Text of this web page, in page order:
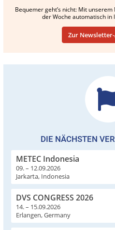
Bequemer geht’s nicht: Mit
der Woche automatisch in
Zur
DIE NÄCHSTEN
METEC Indonesia
09. – 12.09.2026
Jarkarta, Indonesia
DVS CONGRESS 2026
14. – 15.09.2026
Erlangen, Germany